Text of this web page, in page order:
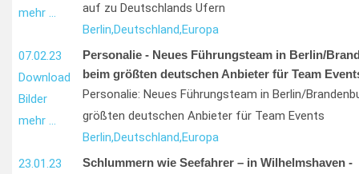
mehr …
auf zu Deutschlands Ufern
Berlin,Deutschland,Europa
07.02.23
Download
Bilder
mehr …
Personalie - Neues Führungsteam in Berlin/
beim größten deutschen Anbieter für Team
Personalie: Neues Führungsteam in Berlin/
größten deutschen Anbieter für Team Events
Berlin,Deutschland,Europa
23.01.23
Schlummern wie Seefahrer – in Wilhelmshaven -